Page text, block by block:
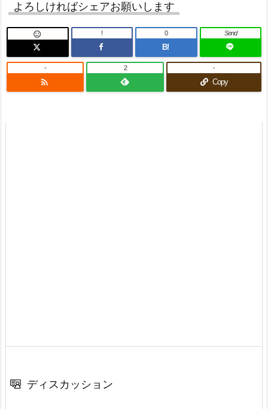
よろしければシェアお願いします
 !
B!
0 Send

- 2
Copy
-
ディスカッション